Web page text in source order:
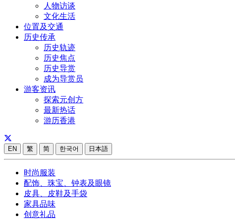
人物访谈
文化生活
位置及交通
历史传承
历史轨迹
历史焦点
历史导赏
成为导赏员
游客资讯
探索元创方
最新热话
游历香港
EN 繁 简 한국어 日本語
时尚服装
配饰、珠宝、钟表及眼镜
皮具、皮鞋及手袋
家具品味
创意礼品